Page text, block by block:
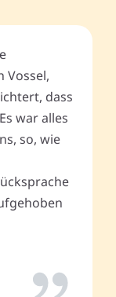
Vossel,
dass
war alles
so, wie